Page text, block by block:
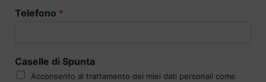
Telefono *
Caselle di Spunta
Acconsento al trattamento dei miei dati personali come